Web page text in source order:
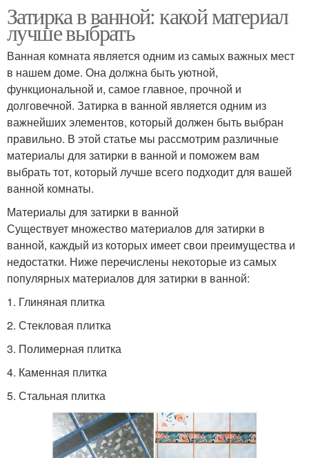
Затирка в ванной: какой материал
лучше выбрать
Ванная комната является одним из самых важных мест
в нашем доме. Она должна быть уютной,
функциональной и, самое главное, прочной и
долговечной. Затирка в ванной является одним из
важнейших элементов, который должен быть выбран
правильно. В этой статье мы рассмотрим различные
материалы для затирки в ванной и поможем вам
выбрать тот, который лучше всего подходит для вашей
ванной комнаты.
Материалы для затирки в ванной
Существует множество материалов для затирки в
ванной, каждый из которых имеет свои преимущества и
недостатки. Ниже перечислены некоторые из самых
популярных материалов для затирки в ванной:
1. Глиняная плитка
2. Стекловая плитка
3. Полимерная плитка
4. Каменная плитка
5. Стальная плитка